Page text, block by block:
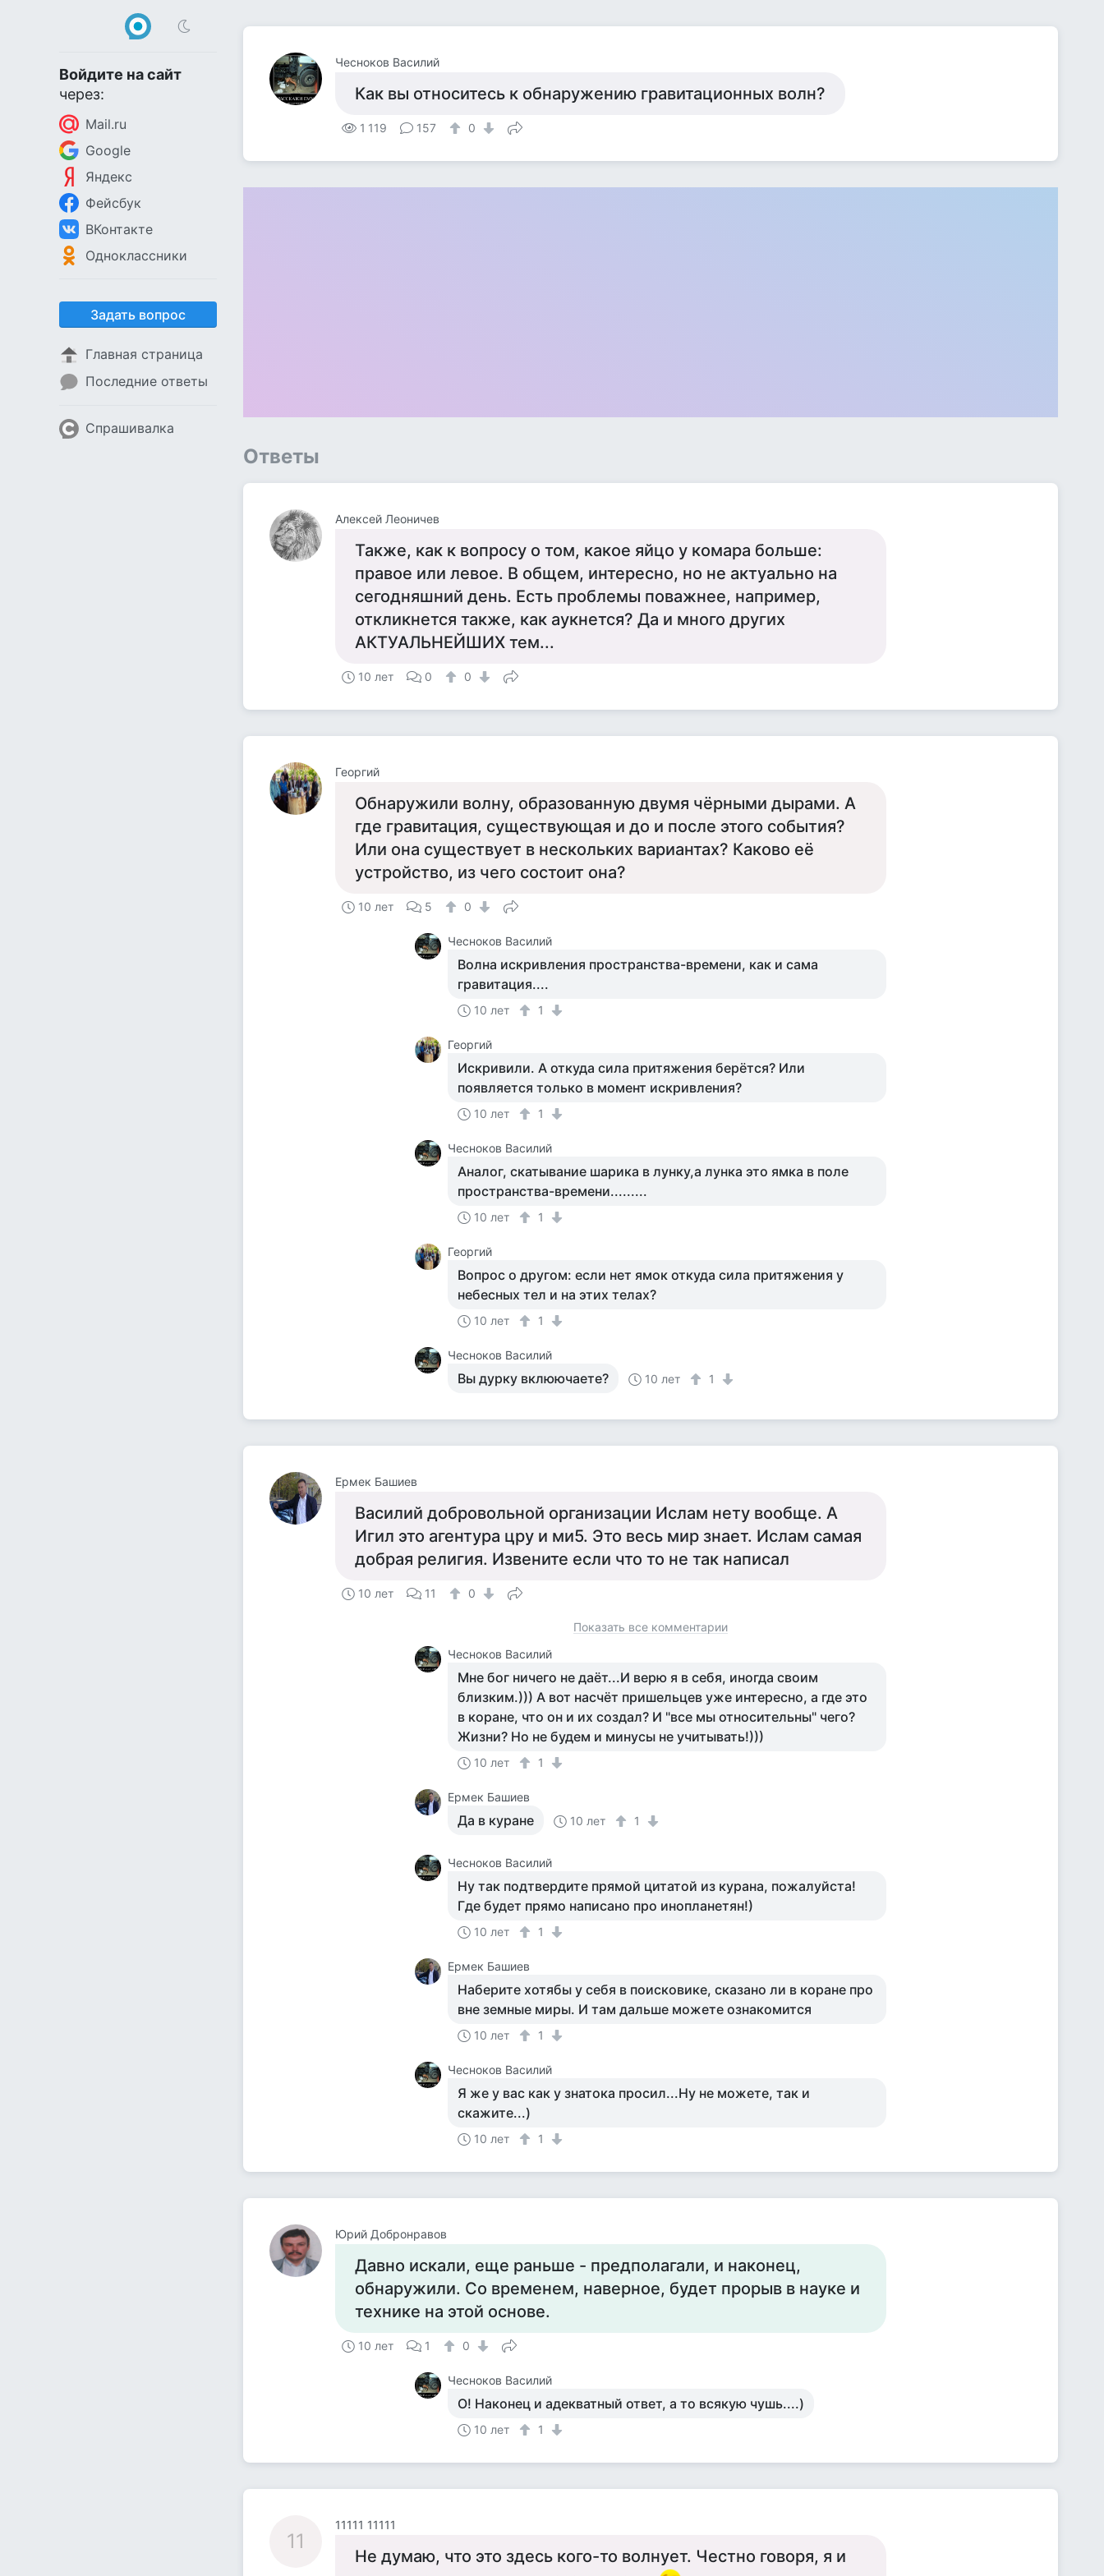
Войдите на сайт
через:
Mail.ru
Google
Яндекс
Фейсбук
ВКонтакте
Одноклассники
Задать вопрос
Главная страница
Последние ответы
Спрашивалка
Чесноков Василий
Как вы относитесь к обнаружению гравитационных волн?
1 119 157 0
Ответы
Алексей Леоничев
Также, как к вопросу о том, какое яйцо у комара больше:
правое или левое. В общем, интересно, но не актуально на
сегодняшний день. Есть проблемы поважнее, например,
откликнется также, как аукнется? Да и много других
АКТУАЛЬНЕЙШИХ тем...
10 лет 0 0
Георгий
Обнаружили волну, образованную двумя чёрными дырами. А
где гравитация, существующая и до и после этого события?
Или она существует в нескольких вариантах? Каково её
устройство, из чего состоит она?
10 лет 5 0
Чесноков Василий
Волна искривления пространства-времени, как и сама
гравитация....
10 лет 1
Георгий
Искривили. А откуда сила притяжения берётся? Или
появляется только в момент искривления?
10 лет 1
Чесноков Василий
Аналог, скатывание шарика в лунку,а лунка это ямка в поле
пространства-времени.........
10 лет 1
Георгий
Вопрос о другом: если нет ямок откуда сила притяжения у
небесных тел и на этих телах?
10 лет 1
Чесноков Василий
Вы дурку вклюючаете? 10 лет 1
Ермек Башиев
Василий добровольной организации Ислам нету вообще. А
Игил это агентура цру и ми5. Это весь мир знает. Ислам самая
добрая религия. Извените если что то не так написал
10 лет 11 0
Показать все комментарии
Чесноков Василий
Мне бог ничего не даёт...И верю я в себя, иногда своим
близким.))) А вот насчёт пришельцев уже интересно, а где это
в коране, что он и их создал? И "все мы относительны" чего?
Жизни? Но не будем и минусы не учитывать!)))
10 лет 1
Ермек Башиев
Да в куране 10 лет 1
Чесноков Василий
Ну так подтвердите прямой цитатой из курана, пожалуйста!
Где будет прямо написано про инопланетян!)
10 лет 1
Ермек Башиев
Наберите хотябы у себя в поисковике, сказано ли в коране про
вне земные миры. И там дальше можете ознакомится
10 лет 1
Чесноков Василий
Я же у вас как у знатока просил...Ну не можете, так и
скажите...)
10 лет 1
Юрий Добронравов
Давно искали, еще раньше - предполагали, и наконец,
обнаружили. Со временем, наверное, будет прорыв в науке и
технике на этой основе.
10 лет 1 0
Чесноков Василий
О! Наконец и адекватный ответ, а то всякую чушь....)
10 лет 1
11
11111 11111
Не думаю, что это здесь кого-то волнует. Честно говоря, я и